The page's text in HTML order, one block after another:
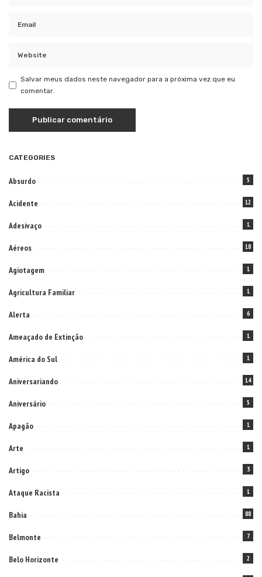
Salvar meus dados neste navegador para a próxima vez que eu
comentar.
CATEGORIES
Absurdo 5
Acidente 12
Adesivaço 1
Aéreos 18
Agiotagem 1
Agricultura Familiar 1
Alerta 6
Ameaçado de Extinção 1
América do Sul 1
Aniversariando 14
Aniversário 5
Apagão 1
Arte 1
Artigo 3
Ataque Racista 1
Bahia 88
Belmonte 7
Belo Horizonte 2